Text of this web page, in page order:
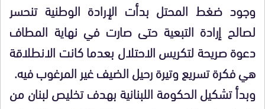
وجود ضغط المحتل بدأت الإرادة الوطنية تنحسر
لصالح إرادة التبعية حتى صارت في نهاية المطاف
دعوة صريحة لتكريس الاحتلال بعدما كانت الانطلاقة
هي فكرة تسريع وتيرة رحيل الضيف غير المرغوب فيه.
وبدأ تشكيل الحكومة اللبنانية بهدف تخليص لبنان من